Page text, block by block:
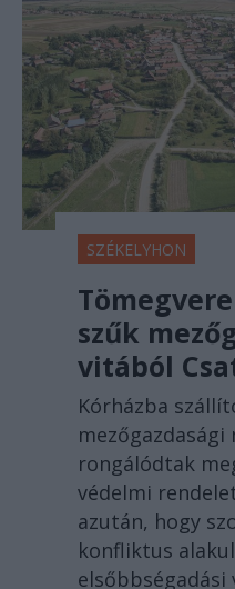
SZÉKELYHON
szűk
vitából
Kórházba
mezőgazdasági
rongálódtak
védelmi
azután, hogy
konfliktus
elsőbbségadási